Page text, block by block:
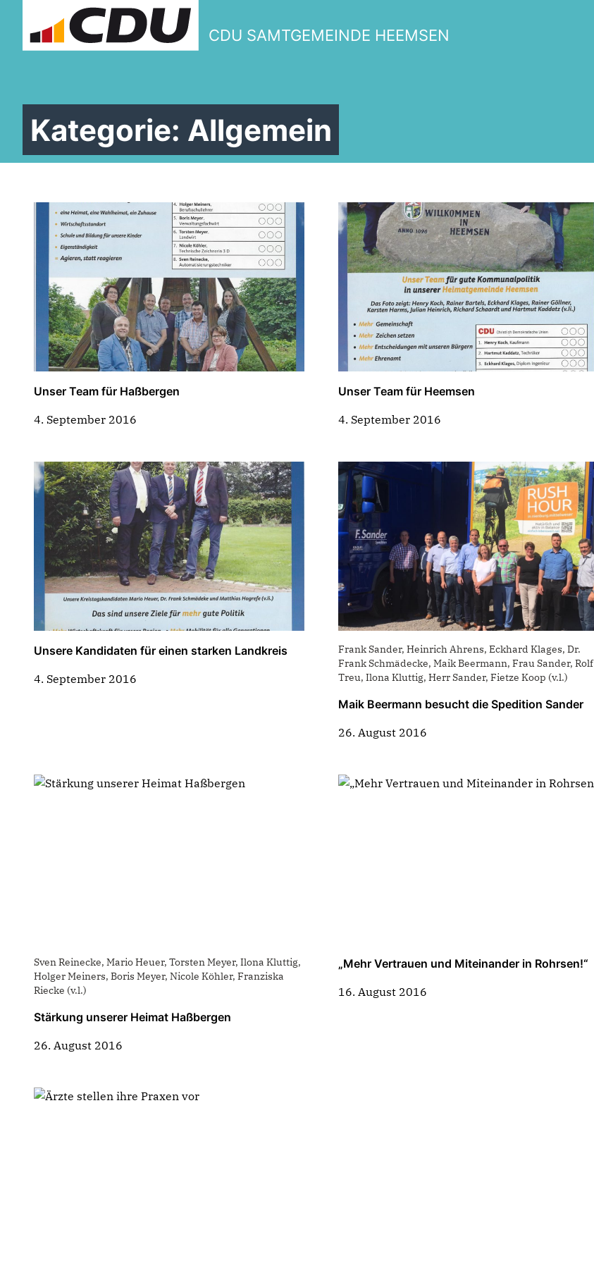
CDU SAMTGEMEINDE HEEMSEN
Kategorie: Allgemein
Unser Team für Haßbergen
4. September 2016
Unser Team für Heemsen
4. September 2016
Unsere Kandidaten für einen starken Landkreis
4. September 2016
Frank Sander, Heinrich Ahrens, Eckhard Klages, Dr.
Frank Schmädecke, Maik Beermann, Frau Sander, Rolf
Treu, Ilona Kluttig, Herr Sander, Fietze Koop (v.l.)
Maik Beermann besucht die Spedition Sander
26. August 2016
Sven Reinecke, Mario Heuer, Torsten Meyer, Ilona Kluttig,
Holger Meiners, Boris Meyer, Nicole Köhler, Franziska
Riecke (v.l.)
Stärkung unserer Heimat Haßbergen
26. August 2016
„Mehr Vertrauen und Miteinander in Rohrsen!“
16. August 2016